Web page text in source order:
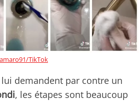
TikTok
demandent par contre un
, les étapes sont beaucoup